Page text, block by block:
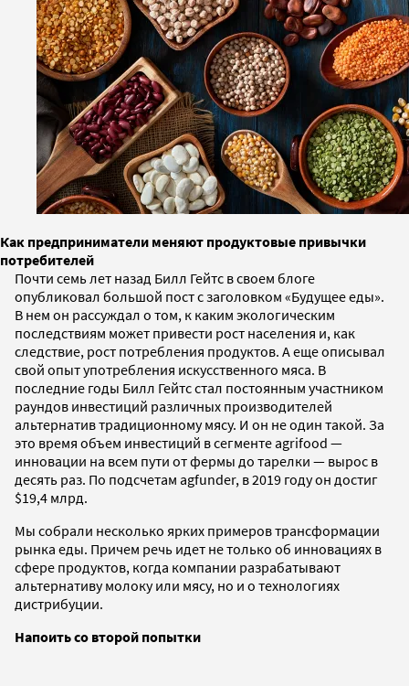
Как предприниматели меняют продуктовые привычки
потребителей
Почти семь лет назад Билл Гейтс в своем блоге
опубликовал большой пост с заголовком «Будущее еды».
В нем он рассуждал о том, к каким экологическим
последствиям может привести рост населения и, как
следствие, рост потребления продуктов. А еще описывал
свой опыт употребления искусственного мяса. В
последние годы Билл Гейтс стал постоянным участником
раундов инвестиций различных производителей
альтернатив традиционному мясу. И он не один такой. За
это время объем инвестиций в сегменте agrifood —
инновации на всем пути от фермы до тарелки — вырос в
десять раз. По подсчетам agfunder, в 2019 году он достиг
$19,4 млрд.
Мы собрали несколько ярких примеров трансформации
рынка еды. Причем речь идет не только об инновациях в
сфере продуктов, когда компании разрабатывают
альтернативу молоку или мясу, но и о технологиях
дистрибуции.
Напоить со второй попытки